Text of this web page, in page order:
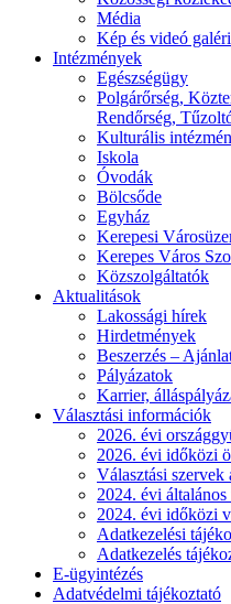
Média
Kép és videó
Intézmények
Egészségügy
Polgárőrség,
Rendőrség,
Kulturális
Iskola
Óvodák
Bölcsőde
Egyház
Kerepesi
Kerepes Város
Közszolgáltatók
Aktualitások
Lakossági hírek
Hirdetmények
Beszerzés –
Pályázatok
Karrier,
Választási információk
2026. évi
2026. évi időközi
Választási szervek
2024. évi általános
2024. évi időközi
Adatkezelési
Adatkezelés
E-ügyintézés
Adatvédelmi tájékoztató